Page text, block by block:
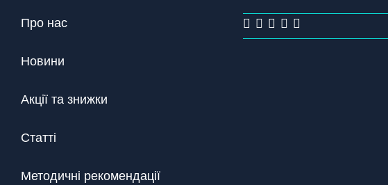
Про нас
Новини
Акції та знижки
Статті
Методичні рекомендації